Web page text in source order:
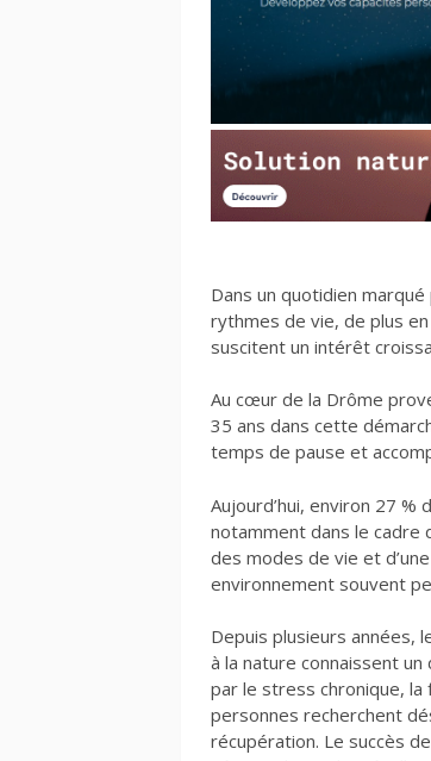
Dans un quotidien
rythmes de vie, de plus
suscitent un intérêt
Au cœur de la Drôme
35 ans dans cette
temps de pause et
Aujourd’hui, environ 27
notamment dans le cadre
des modes de vie et
environnement souvent
Depuis plusieurs années,
à la nature connaissent
par le stress chronique, la
personnes recherchent
récupération. Le succès